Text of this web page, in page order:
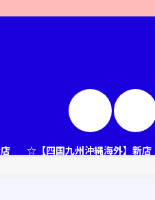
☆【四国九州沖縄海外】新店